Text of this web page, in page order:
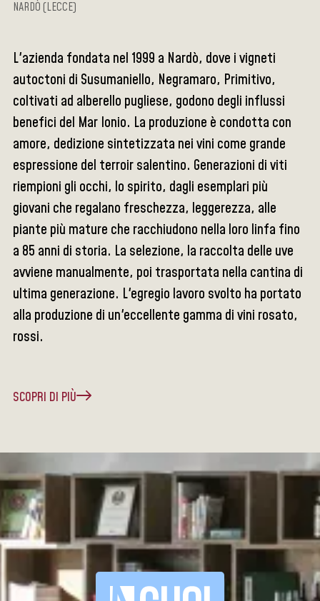
NARDÒ (LECCE)
L'azienda fondata nel 1999 a Nardò, dove i vigneti
autoctoni di Susumaniello, Negramaro, Primitivo,
coltivati ad alberello pugliese, godono degli influssi
benefici del Mar Ionio. La produzione è condotta con
amore, dedizione sintetizzata nei vini come grande
espressione del terroir salentino. Generazioni di viti
riempioni gli occhi, lo spirito, dagli esemplari più
giovani che regalano freschezza, leggerezza, alle
piante più mature che racchiudono nella loro linfa fino
a 85 anni di storia. La selezione, la raccolta delle uve
avviene manualmente, poi trasportata nella cantina di
ultima generazione. L'egregio lavoro svolto ha portato
alla produzione di un'eccellente gamma di vini rosato,
rossi.
SCOPRI DI PIÙ